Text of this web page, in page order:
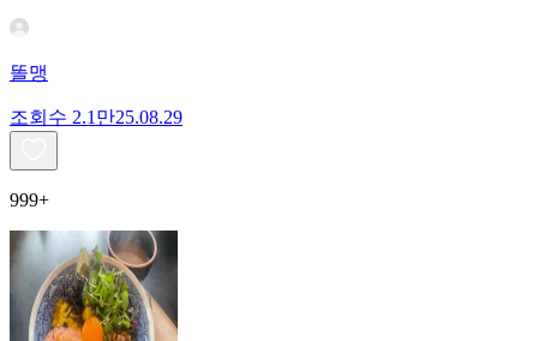
똘맹
조회수 2.1만25.08.29
999+